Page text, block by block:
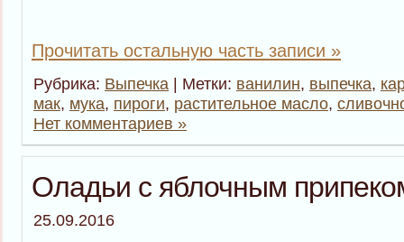
Прочитать остальную часть записи »
Рубрика: Выпечка | Метки: ванилин, выпечка,
мак, мука, пироги, растительное масло,
Нет комментариев »
Оладьи с яблочным
25.09.2016